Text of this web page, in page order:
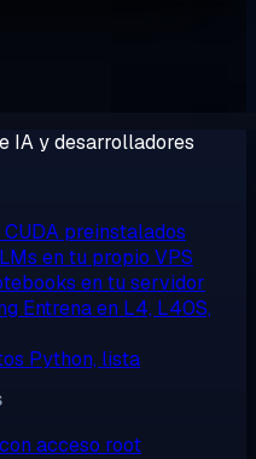
IA y desarrolladores
preinstalados
en tu propio VPS
en tu servidor
Entrena en L4, L40S,
Python, lista
acceso root